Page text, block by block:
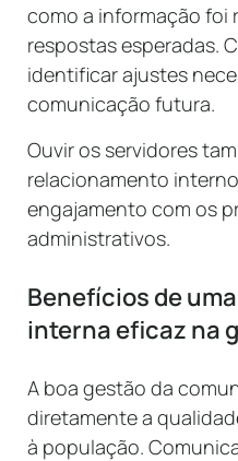
como a informação foi
respostas esperadas.
identificar ajustes
comunicação futura.
Ouvir os servidores
relacionamento
engajamento com os
administrativos.
Benefícios de
interna eficaz na
A boa gestão da
diretamente a
à população.